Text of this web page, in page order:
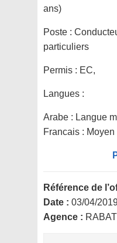
ans)
Poste :
particuliers
Permis : EC,
Langues :
Arabe : Langue
Francais : Moyen
Référence de
Date : 03/04/
Agence :